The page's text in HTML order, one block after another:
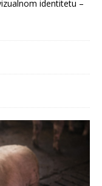
identitetu –